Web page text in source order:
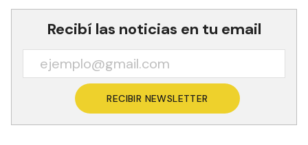
Recibí las noticias en tu email
RECIBIR NEWSLETTER